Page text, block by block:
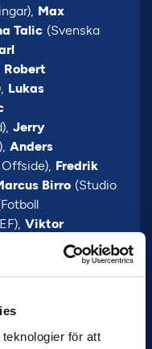
för att
Max
Talic (Svenska
Robert
Lukas
Jerry
Anders
Fredrik
Birro (Studio
Viktor